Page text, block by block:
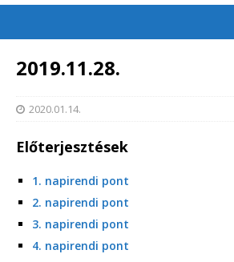
2019.11.28.
2020.01.14.
Előterjesztések
1. napirendi pont
2. napirendi pont
3. napirendi pont
4. napirendi pont